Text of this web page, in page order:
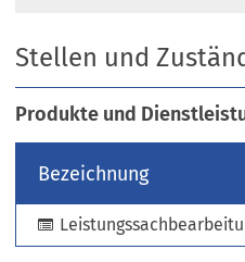
e
m
n
e
n
T
a
Stellen und
Produkte und
Bezeichnung